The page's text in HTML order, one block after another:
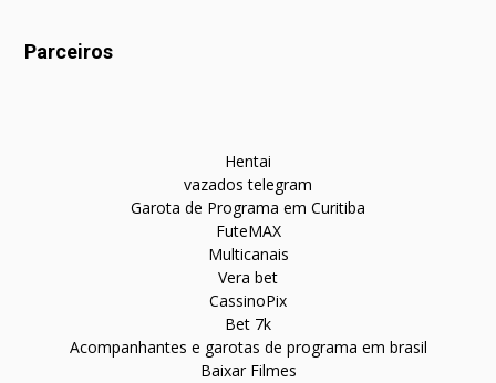
Parceiros
Hentai
vazados telegram
Garota de Programa em Curitiba
FuteMAX
Multicanais
Vera bet
CassinoPix
Bet 7k
Acompanhantes e garotas de programa em brasil
Baixar Filmes